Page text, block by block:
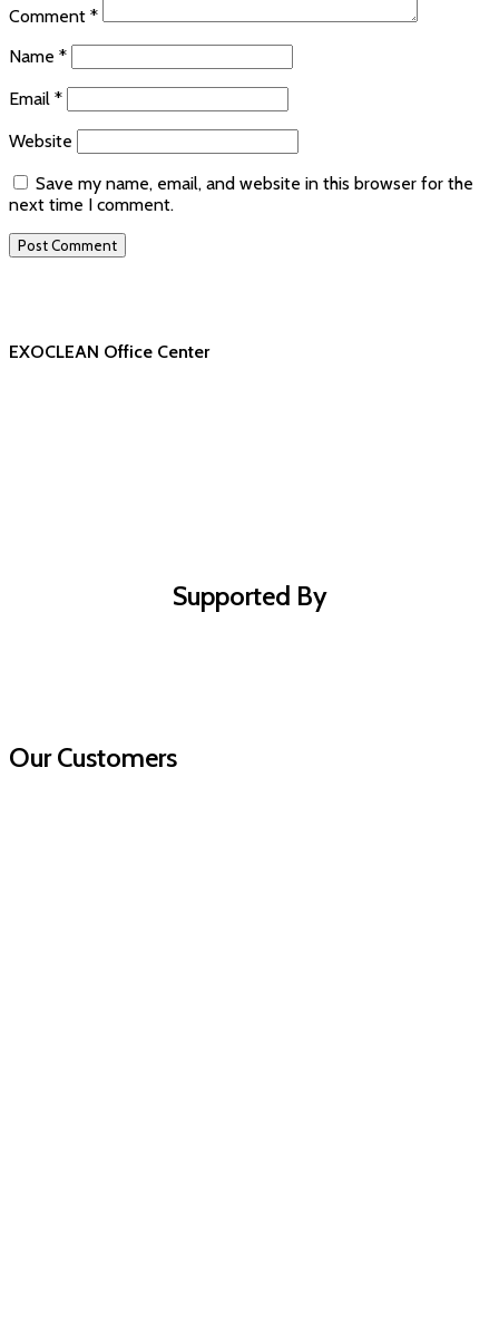
Comment *
Name *
Email *
Website
Save my name, email, and website in this browser for the
next time I comment.
EXOCLEAN Office Center
Supported By
Our Customers